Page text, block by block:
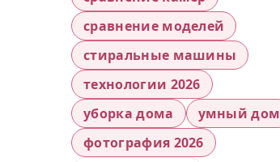
сравнение моделей
стиральные машины
технологии 2026
уборка дома
умный дом
фотография 2026